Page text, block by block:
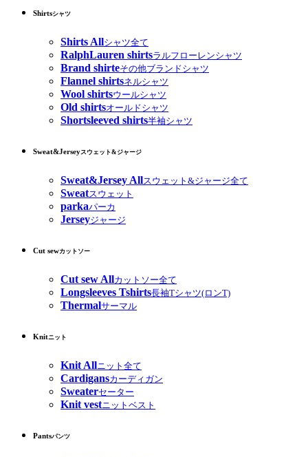
Shirtsシャツ
Shirts Allシャツ全て
RalphLauren shirtsラルフローレンシャツ
Brand shirteその他ブランドシャツ
Flannel shirtsネルシャツ
Wool shirtsウールシャツ
Old shirtsオールドシャツ
Shortsleeved shirts半袖シャツ
Sweat&Jerseyスウェット&ジャージ
Sweat&Jersey Allスウェット&ジャージ全て
Sweatスウェット
parkaパーカ
Jerseyジャージ
Cut sewカットソー
Cut sew Allカットソー全て
Longsleeves Tshirts長袖Tシャツ(ロンT)
Thermalサーマル
Knitニット
Knit Allニット全て
Cardigansカーディガン
Sweaterセーター
Knit vestニットベスト
Pantsパンツ